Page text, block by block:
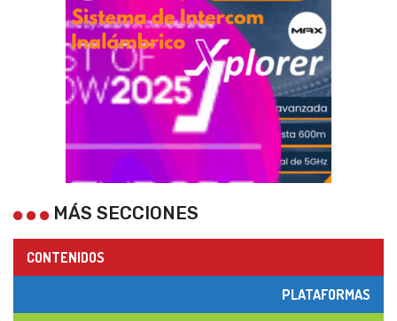
MÁS SECCIONES
CONTENIDOS
PLATAFORMAS